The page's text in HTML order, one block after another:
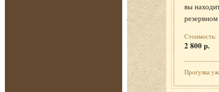
вы
Стоимость:
2 800 р.
Прогулка